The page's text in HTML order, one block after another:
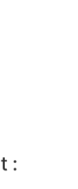
: